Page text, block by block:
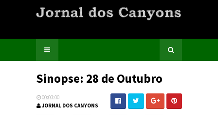
Sinopse: 28 de Outubro
00:03:00
JORNAL DOS CANYONS